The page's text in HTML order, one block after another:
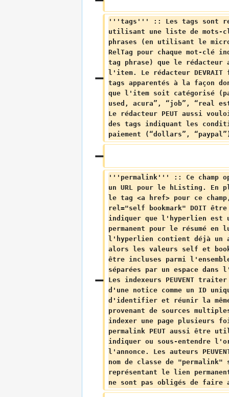
'''tags''' :: Les tags sont
utilisant une liste de mots-
phrases (en utilisant le
RelTag pour chaque mot-clé
tag phrase) que le rédacteur
l'item. Le rédacteur
tags apparentés à la façon
que l'item soit catégorisé
used, acura”, “job”, “real
Le rédacteur PEUT aussi
des tags indiquant les
paiement (“dollars”,
'''permalink''' :: Ce champ
un URL pour le hListing.
le tag <a href> pour ce
rel="self bookmark" DOIT
indiquer que l'hyperlien
permanent pour le résumé en
l'hyperlien contient déjà
alors les valeurs self et
être incluses parmi
séparées par un espace
Les indexeurs PEUVENT
d'une notice comme un ID
d'identifier et réunir la
provenant de sources
indexer une page plusieurs
permalink PEUT aussi être
indiquer ou sous-entendre
l'annonce. Les auteurs
nom de classe de
représentant le lien
ne sont pas obligés de faire